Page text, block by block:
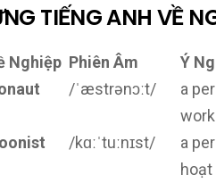
TIẾNG ANH VỀ
Nghiệp Phiên Âm
Ý
/ˈæstrənɔːt/
a
/kɑːˈtuːnɪst/
a
hoạt